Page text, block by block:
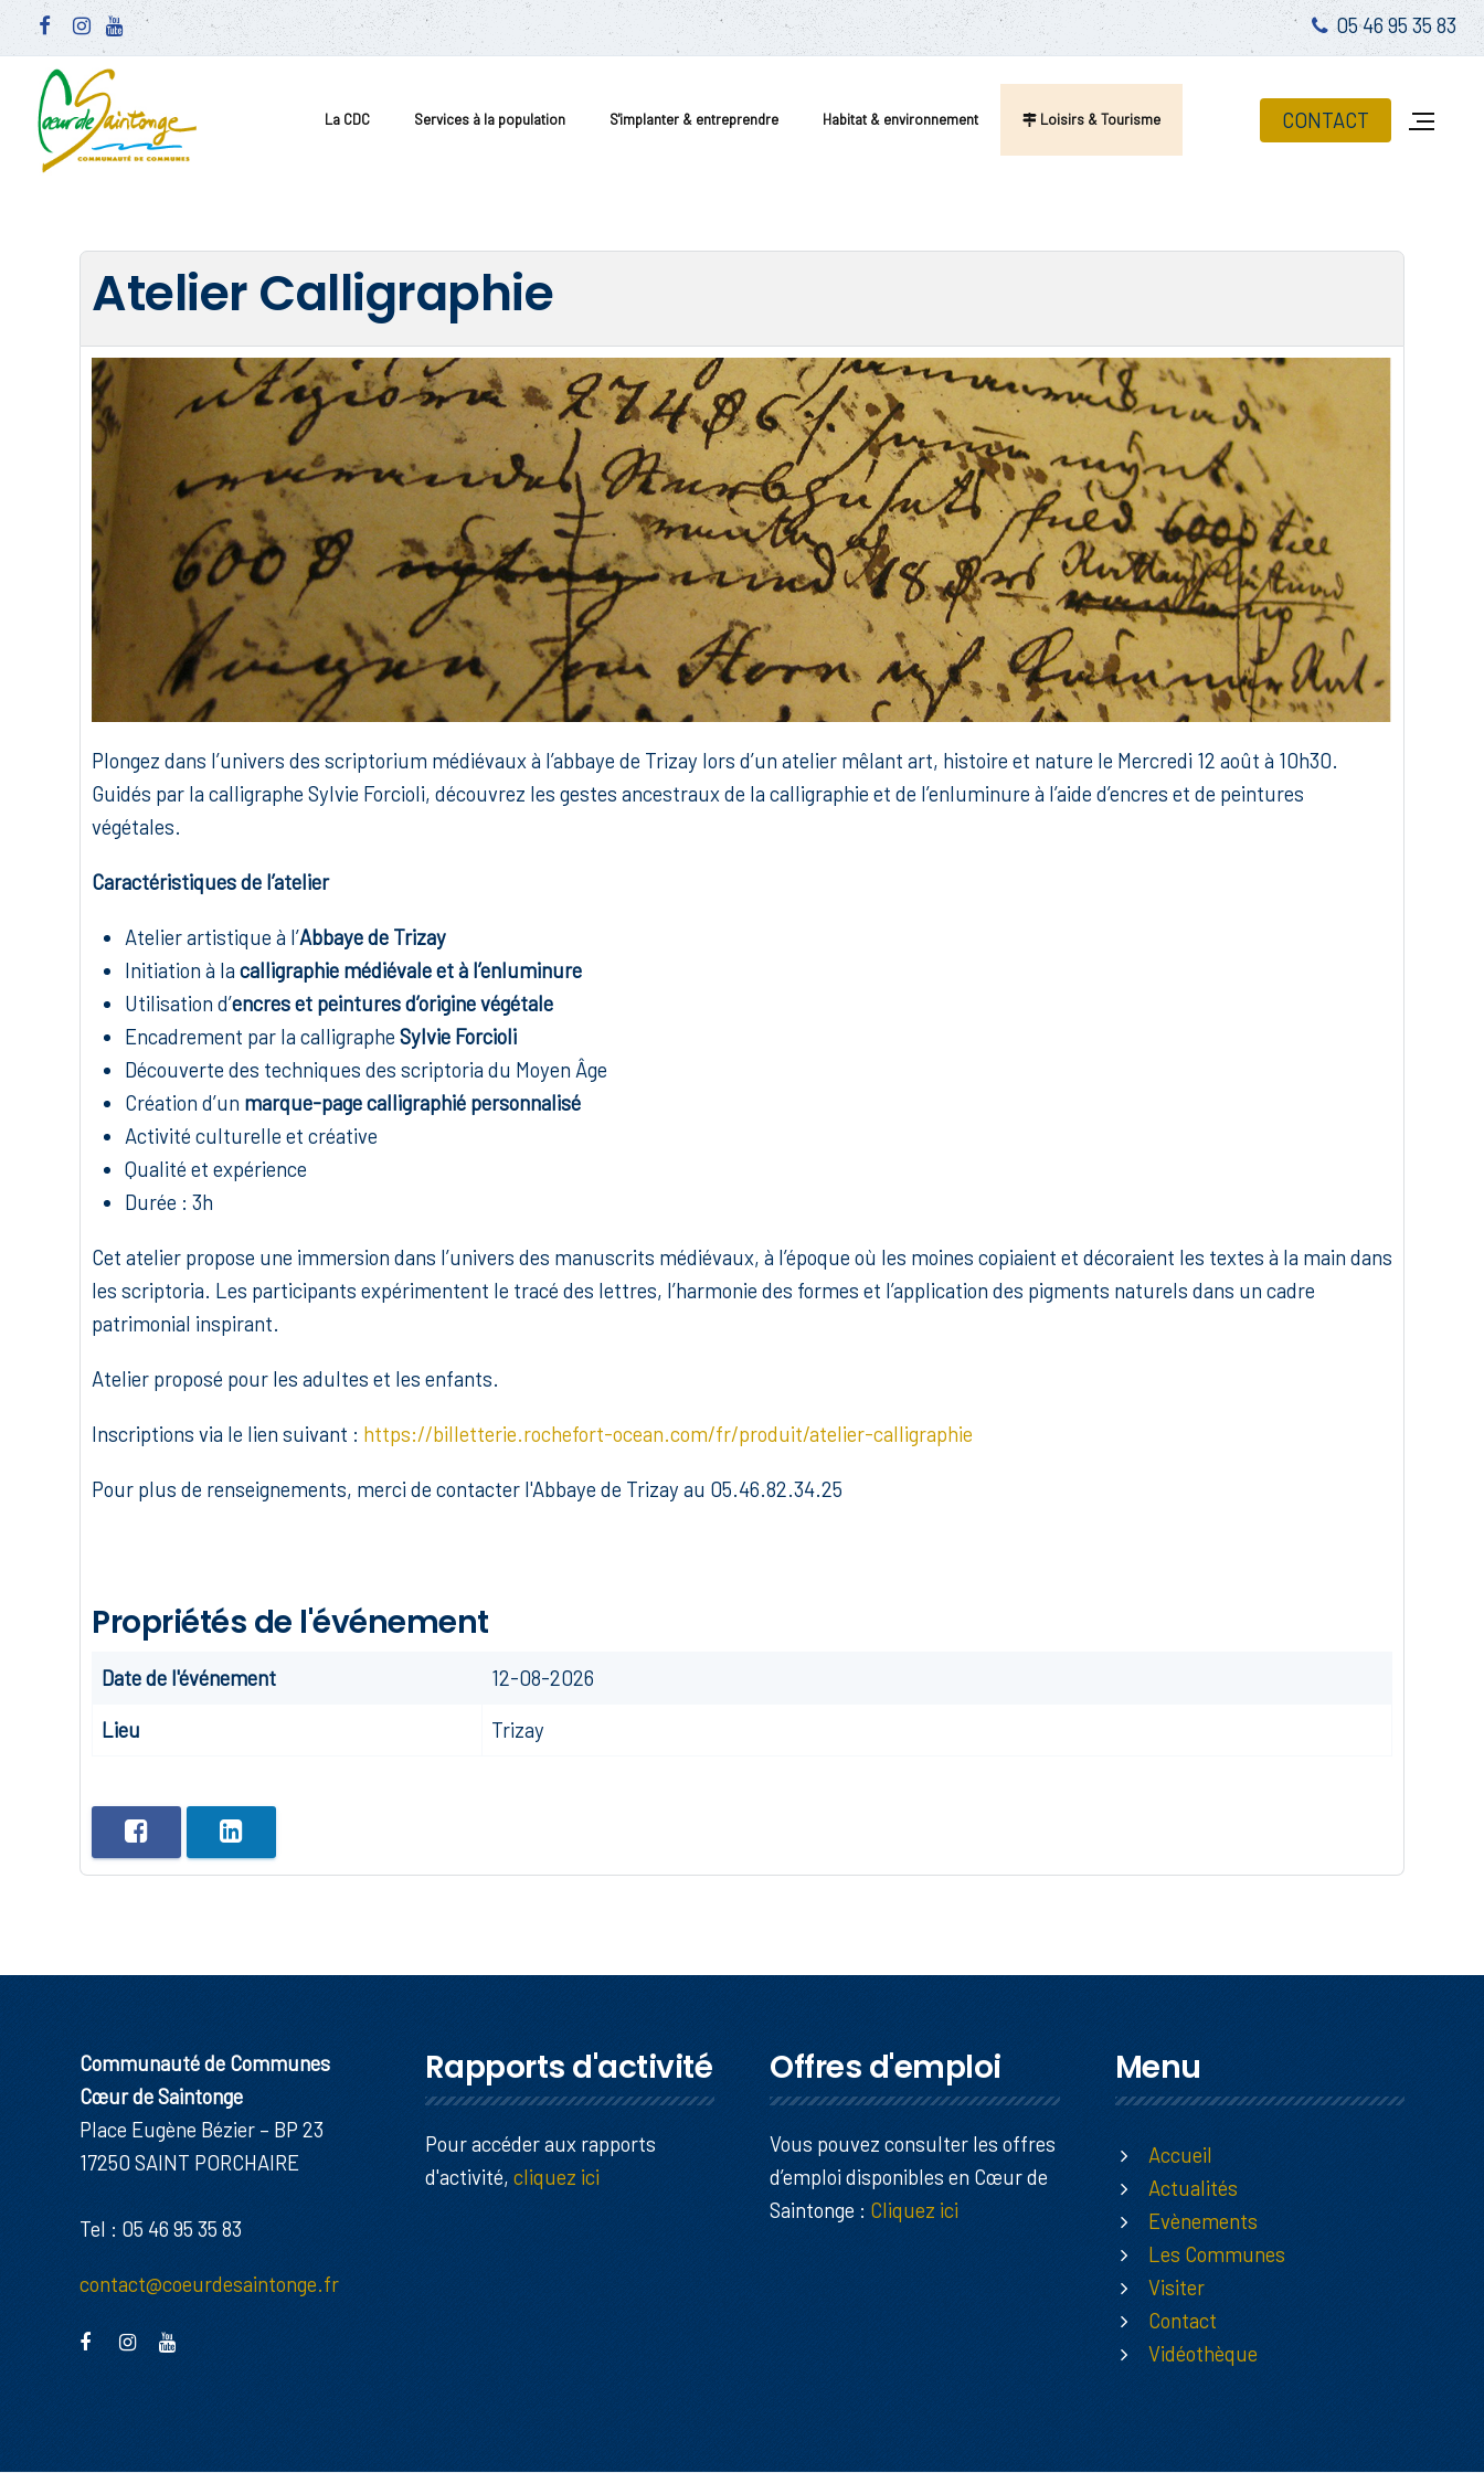
05 46 95 35 83
La CDC Services à la population S'implanter & entreprendre Habitat & environnement Loisirs & Tourisme CONTACT
Atelier Calligraphie
Plongez dans l’univers des scriptorium médiévaux à l’abbaye de Trizay lors d’un atelier mêlant art, histoire et nature le Mercredi 12 août à 10h30.
Guidés par la calligraphe Sylvie Forcioli, découvrez les gestes ancestraux de la calligraphie et de l’enluminure à l’aide d’encres et de peintures
végétales.
Caractéristiques de l’atelier
Atelier artistique à l’Abbaye de Trizay
Initiation à la calligraphie médiévale et à l’enluminure
Utilisation d’encres et peintures d’origine végétale
Encadrement par la calligraphe Sylvie Forcioli
Découverte des techniques des scriptoria du Moyen Âge
Création d’un marque-page calligraphié personnalisé
Activité culturelle et créative
Qualité et expérience
Durée : 3h
Cet atelier propose une immersion dans l’univers des manuscrits médiévaux, à l’époque où les moines copiaient et décoraient les textes à la main dans
les scriptoria. Les participants expérimentent le tracé des lettres, l’harmonie des formes et l’application des pigments naturels dans un cadre
patrimonial inspirant.
Atelier proposé pour les adultes et les enfants.
Inscriptions via le lien suivant : https://billetterie.rochefort-ocean.com/fr/produit/atelier-calligraphie
Pour plus de renseignements, merci de contacter l'Abbaye de Trizay au 05.46.82.34.25
Propriétés de l'événement
Date de l'événement 12-08-2026
Lieu Trizay
Communauté de Communes
Cœur de Saintonge
Place Eugène Bézier – BP 23
17250 SAINT PORCHAIRE
Tel : 05 46 95 35 83
contact@coeurdesaintonge.fr
Rapports d'activité
Pour accéder aux rapports
d'activité, cliquez ici
Offres d'emploi
Vous pouvez consulter les offres
d’emploi disponibles en Cœur de
Saintonge : Cliquez ici
Menu
Accueil
Actualités
Evènements
Les Communes
Visiter
Contact
Vidéothèque